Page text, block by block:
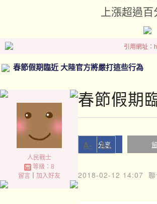
上漲超過
引用網址：
春節假期臨近 大陸官方將嚴打這些行為
人民戰士
等級：8
留言｜ 加入好友
春節假期
分享
A- A+
2018-02-12 14:07